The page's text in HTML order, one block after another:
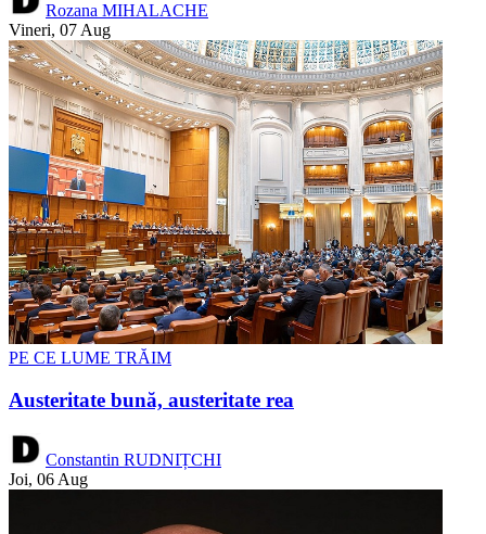
Rozana MIHALACHE
Vineri, 07 Aug
PE CE LUME TRĂIM
Austeritate bună, austeritate rea
Constantin RUDNIȚCHI
Joi, 06 Aug